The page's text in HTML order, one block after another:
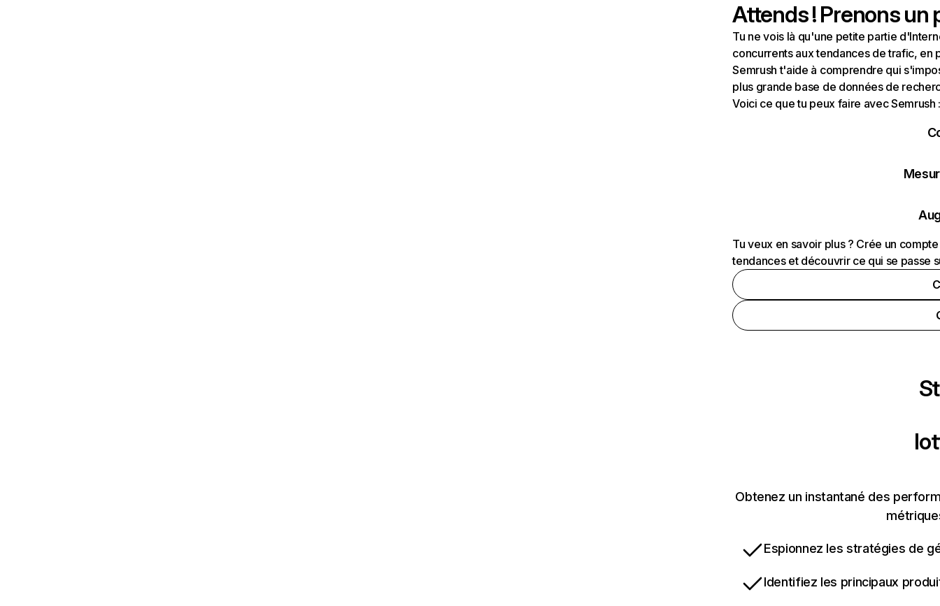
Attends ! Prenons un
Tu ne vois là qu'une petite partie
concurrents aux tendances de trafic, en
Semrush t'aide à comprendre qui
plus grande base de données de
Voici ce que tu peux faire avec Semrush
Tu veux en savoir plus ? Crée un
tendances et découvrir ce qui se passe
Obtenez un instantané des
Espionnez les stratégies de
Identifiez les principaux